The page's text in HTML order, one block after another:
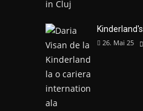
26. Mai 25